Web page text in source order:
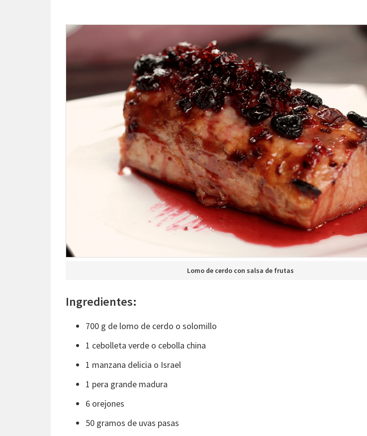
Lomo de cerdo con salsa de frutas
Ingredientes:
700 g de lomo de cerdo o solomillo
1 cebolleta verde o cebolla china
1 manzana delicia o Israel
1 pera grande madura
6 orejones
50 gramos de uvas pasas